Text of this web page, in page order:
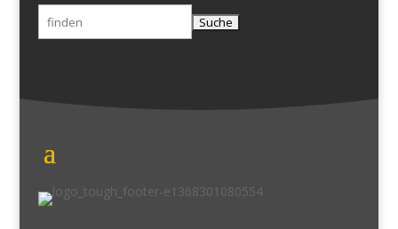
Suchen
nach: